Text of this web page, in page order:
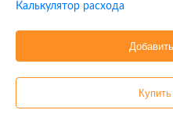
Калькулятор расхода